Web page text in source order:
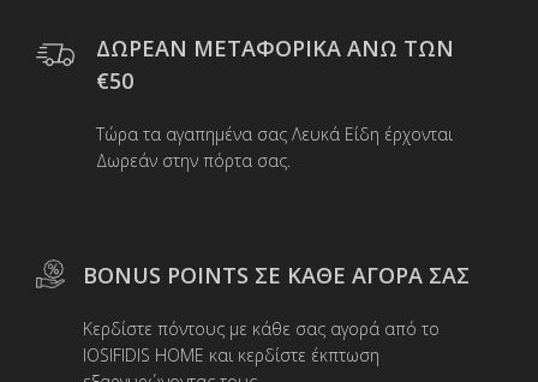
ΔΩΡΕΑΝ ΜΕΤΑΦΟΡΙΚΑ ΑΝΩ ΤΩΝ
€50
Τώρα τα αγαπημένα σας Λευκά Είδη έρχονται
Δωρεάν στην πόρτα σας.
BONUS POINTS ΣΕ ΚΑΘΕ ΑΓΟΡΑ ΣΑΣ
Κερδίστε πόντους με κάθε σας αγορά από το
IOSIFIDIS HOME και κερδίστε έκπτωση